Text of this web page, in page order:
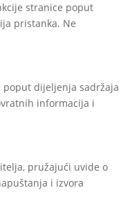
stranice poput
pristanka. Ne
poput dijeljenja sadržaja
informacija i
pružajući uvide o
i izvora